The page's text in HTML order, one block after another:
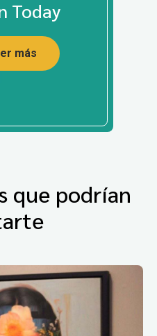
Today
más
que podrían